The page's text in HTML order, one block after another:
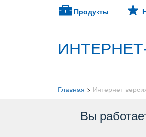
Продукты
Главная > Интернет
ы